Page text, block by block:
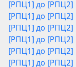
[РПЦ1] до [РПЦ2]
[РПЦ1] до [РПЦ2]
[РПЦ1] до [РПЦ2]
[РПЦ1] до [РПЦ2]
[РПЦ1] до [РПЦ2]
[РПЦ1] до [РПЦ2]